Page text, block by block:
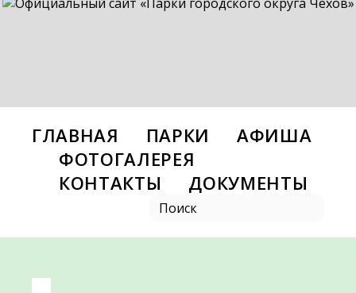
ГЛАВНАЯ ПАРКИ
АФИША
ФОТОГАЛЕРЕЯ
КОНТАКТЫ
ДОКУМЕНТЫ